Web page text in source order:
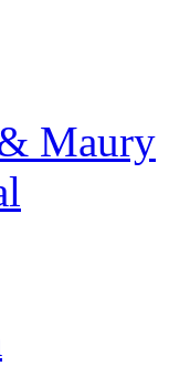
Maury